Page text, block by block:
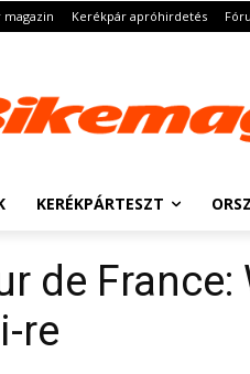
magazin Kerékpár apróhirdetés
KERÉKPÁRTESZT
de
re